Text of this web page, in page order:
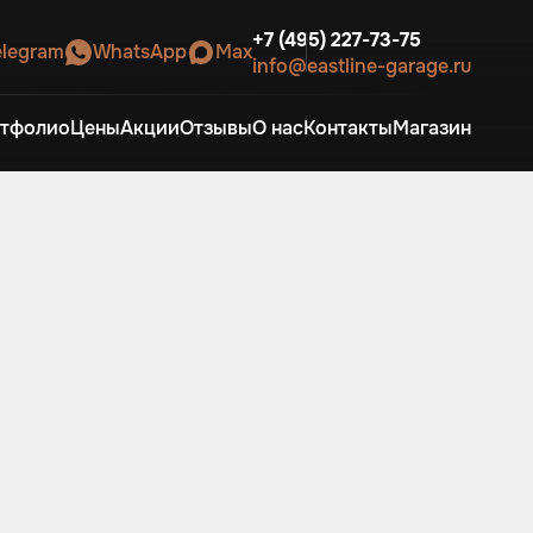
WhatsApp Max+7 (495) 227-73-75
info@eastline-garage.ru
ЦеныАкцииОтзывыО насКонтактыМагазин